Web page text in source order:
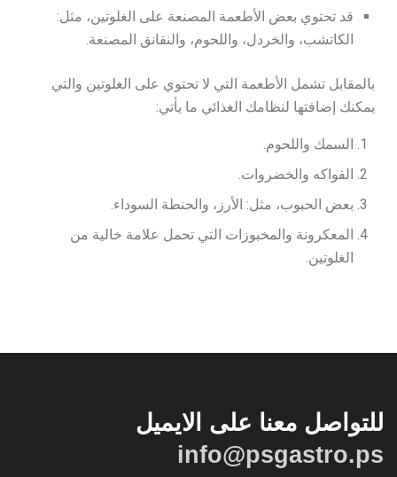
قد تحتوي بعض الأطعمة المصنعة على الغلوتين، مثل:
الكاتشب، والخردل، واللحوم، والنقانق المصنعة.
بالمقابل تشمل الأطعمة التي لا تحتوي على الغلوتين والتي
يمكنك إضافتها لنظامك الغذائي ما يأتي:
السمك واللحوم.
الفواكه والخضروات.
بعض الحبوب، مثل: الأرز، والحنطة السوداء.
المعكرونة والمخبوزات التي تحمل علامة خالية من
الغلوتين.
للتواصل معنا على الايميل
info@psgastro.ps